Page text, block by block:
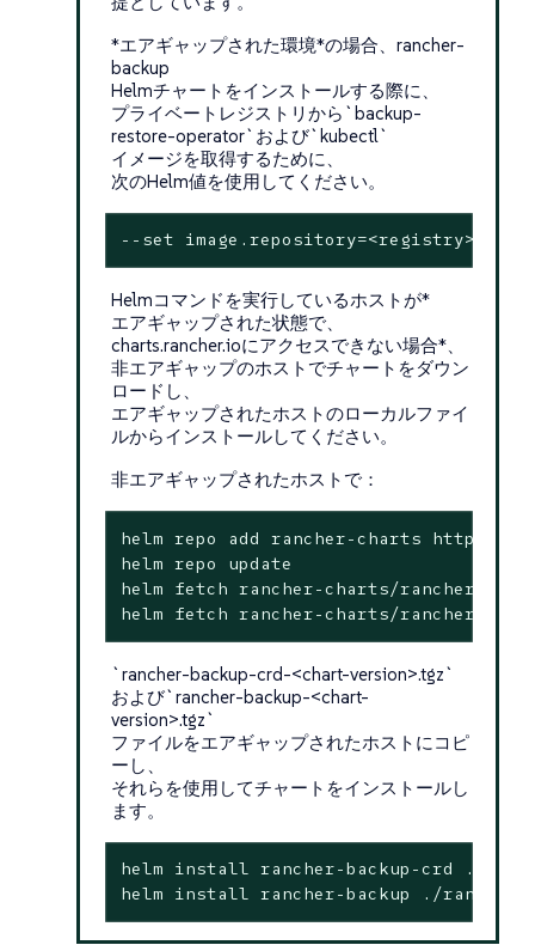
*エアギャップされた環境*の場合、rancher-
backup
Helmチャートをインストールする際に、
プライベートレジストリから`backup-
restore-operator`および`kubectl`
イメージを取得するために、
次のHelm値を使用してください。
-- set image.repository=<registry>/
Helmコマンドを実行しているホストが*
エアギャップされた状態で、
charts.rancher.ioにアクセスできない場合*、
非エアギャップのホストでチャートをダウン
ロードし、
エアギャップされたホストのローカルファイ
ルからインストールしてください。
非エアギャップされたホストで：
helm repo add rancher-charts https://
helm repo update
helm fetch rancher-charts/rancher-
helm fetch rancher-charts/rancher-
`rancher-backup-crd-<chart-version>.tgz`
および`rancher-backup-<chart-
version>.tgz`
ファイルをエアギャップされたホストにコピ
ーし、
それらを使用してチャートをインストールし
ます。
helm install rancher-backup-crd ./
helm install rancher-backup ./